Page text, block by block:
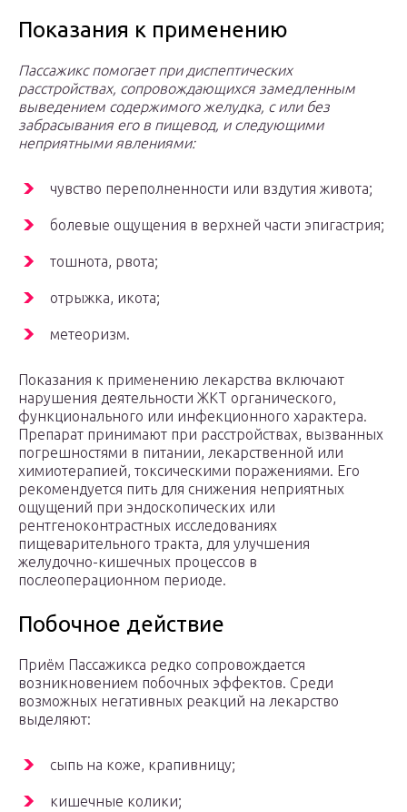
Показания к применению
Пассажикс помогает при диспептических
расстройствах, сопровождающихся замедленным
выведением содержимого желудка, с или без
забрасывания его в пищевод, и следующими
неприятными явлениями:
чувство переполненности или вздутия живота;
болевые ощущения в верхней части эпигастрия;
тошнота, рвота;
отрыжка, икота;
метеоризм.
Показания к применению лекарства включают
нарушения деятельности ЖКТ органического,
функционального или инфекционного характера.
Препарат принимают при расстройствах, вызванных
погрешностями в питании, лекарственной или
химиотерапией, токсическими поражениями. Его
рекомендуется пить для снижения неприятных
ощущений при эндоскопических или
рентгеноконтрастных исследованиях
пищеварительного тракта, для улучшения
желудочно-кишечных процессов в
послеоперационном периоде.
Побочное действие
Приём Пассажикса редко сопровождается
возникновением побочных эффектов. Среди
возможных негативных реакций на лекарство
выделяют:
сыпь на коже, крапивницу;
кишечные колики;